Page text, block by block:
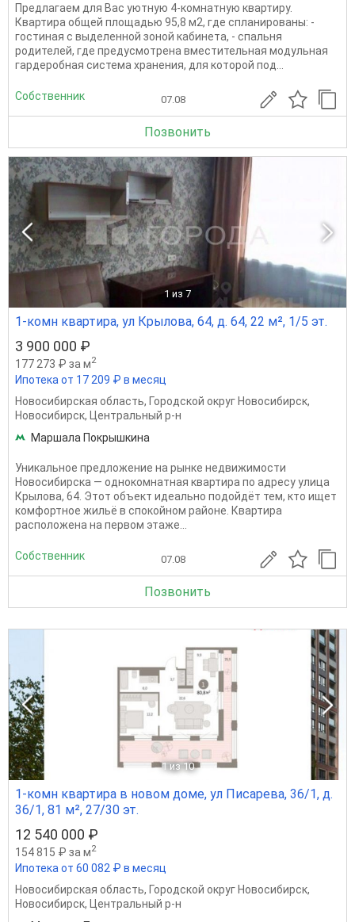
Предлагаем для Вас уютную 4-комнатную квартиру.
Квартира общей площадью 95,8 м2, где спланированы: -
гостиная с выделенной зоной кабинета, - спальня
родителей, где предусмотрена вместительная модульная
гардеробная система хранения, для которой под...
Собственник 07.08
Позвонить
1 из 7
1-комн квартира, ул Крылова, 64, д. 64, 22 м², 1/5 эт.
3 900 000 ₽
177 273 ₽ за м2
Ипотека от 17 209 ₽ в месяц
Новосибирская область, Городской округ Новосибирск,
Новосибирск,
Центральный р-н
Маршала Покрышкина
Уникальное предложение на рынке недвижимости
Новосибирска — однокомнатная квартира по адресу улица
Крылова, 64. Этот объект идеально подойдёт тем, кто ищет
комфортное жильё в спокойном районе. Квартира
расположена на первом этаже...
Собственник 07.08
Позвонить
1 из 10
1-комн квартира в новом доме, ул Писарева, 36/1, д.
36/1, 81 м², 27/30 эт.
12 540 000 ₽
154 815 ₽ за м2
Ипотека от 60 082 ₽ в месяц
Новосибирская область, Городской округ Новосибирск,
Новосибирск, Центральный р-н